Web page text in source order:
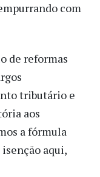
com
de reformas
tributário e
aos
a fórmula
aqui,